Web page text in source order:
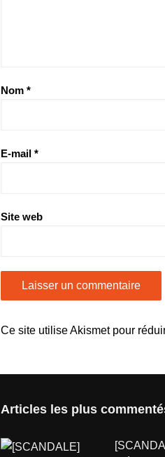
Nom *
E-mail *
Site web
Ce site utilise Akismet pour
Articles les plus